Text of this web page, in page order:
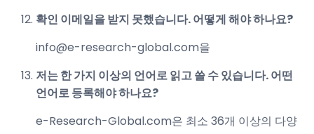
확인 이메일을 받지 못했습니다. 어떻게 해야 하나요?
info@e-research-global.com을
저는 한 가지 이상의 언어로 읽고 쓸 수 있습니다. 어떤
언어로 등록해야 하나요?
e-Research-Global.com은 최소 36개 이상의 다양